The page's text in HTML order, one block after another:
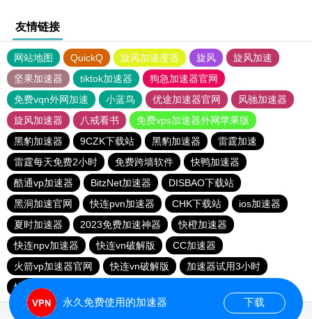
友情链接
网站地图 QuickQ 旋风加速度器 旋风
旋风加速
坚果加速器
tiktok加速器
狗急加速器官网
免费vqn外网加速
小蓝鸟 优途加速器官网
风驰加速器
旋风加速器
八戒看书
免费vps加速器外网苹果版
黑豹加速器
9CZK下载站 黑豹加速器
雷霆加速
雷霆每天免费2小时
免费跨墙软件
快鸭加速器
酷通vp加速器
BitzNet加速器
DISBAO下载站
黑洞加速官网
快连pvn加速器 CHK下载站
ios加速器
夏时加速器
2023免费加速神器
快橙加速器
快连npv加速器
快连vn破解版
CC加速器
火箭vp加速器官网
快连vn破解版
加速器试用3小时
快鸭加速器
永久免费使用的加速器 下载